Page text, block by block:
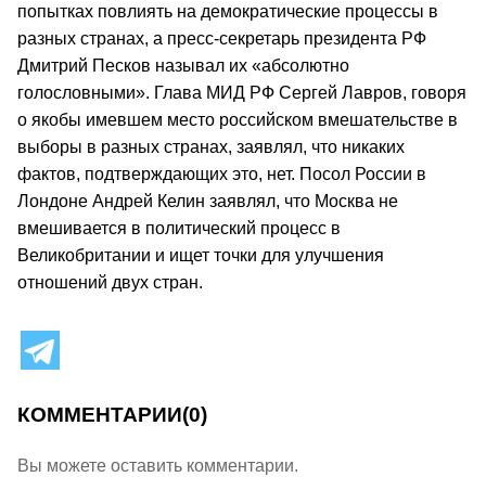
попытках повлиять на демократические процессы в
разных странах, а пресс-секретарь президента РФ
Дмитрий Песков называл их «абсолютно
голословными». Глава МИД РФ Сергей Лавров, говоря
о якобы имевшем место российском вмешательстве в
выборы в разных странах, заявлял, что никаких
фактов, подтверждающих это, нет. Посол России в
Лондоне Андрей Келин заявлял, что Москва не
вмешивается в политический процесс в
Великобритании и ищет точки для улучшения
отношений двух стран.
КОММЕНТАРИИ(0)
Вы можете оставить комментарии.